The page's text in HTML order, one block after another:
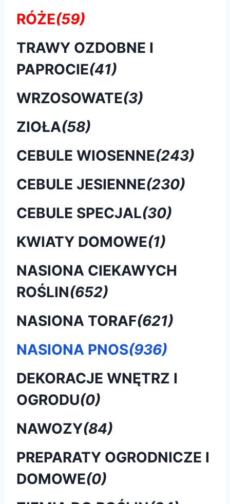
RÓŻE(59)
TRAWY OZDOBNE I
PAPROCIE(41)
WRZOSOWATE(3)
ZIOŁA(58)
CEBULE WIOSENNE(243)
CEBULE JESIENNE(230)
CEBULE SPECJAL(30)
KWIATY DOMOWE(1)
NASIONA CIEKAWYCH
ROŚLIN(652)
NASIONA TORAF(621)
NASIONA PNOS(936)
DEKORACJE WNĘTRZ I
OGRODU(0)
NAWOZY(84)
PREPARATY OGRODNICZE I
DOMOWE(0)